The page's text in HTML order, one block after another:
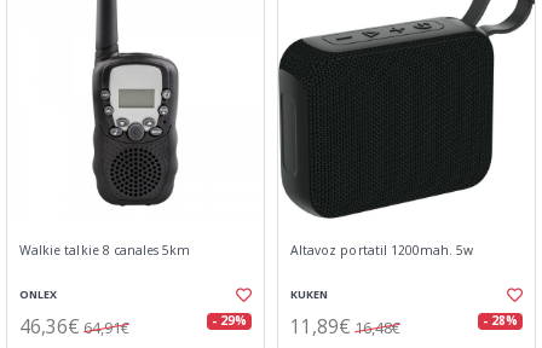
Walkie talkie 8 canales 5km
ONLEX
46,36€ 64,91€ - 29%
Altavoz portatil 1200mah. 5w
KUKEN
11,89€ 16,48€ - 28%